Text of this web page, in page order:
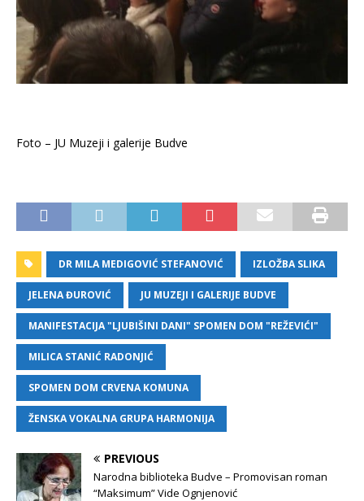
Foto – JU Muzeji i galerije Budve
DR MILA MEDIGOVIĆ STEFANOVIĆ IZLOŽBA SLIKA
JELENA ĐUROVIĆ JU MUZEJI I GALERIJE BUDVE
MANIFESTACIJA "LJUBIŠINI DANI" SPOMEN DOM "REŽEVIĆI"
MILICA STANIĆ RADONJIĆ
SPOMEN DOM CRVENA KOMUNA
ŽENSKA VOKALNA GRUPA HARMONIJA
PREVIOUS
Narodna biblioteka Budve – Promovisan roman
“Maksimum” Vide Ognjenović